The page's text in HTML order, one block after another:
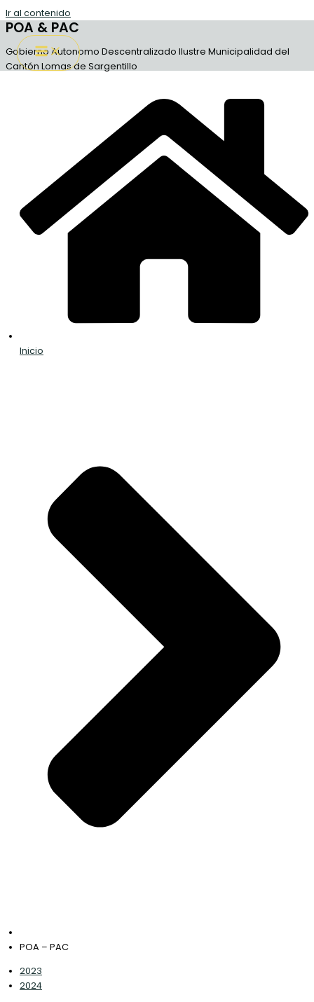
Ir al contenido
POA & PAC
Gobierno Autonomo Descentralizado Ilustre Municipalidad del
Cantón Lomas de Sargentillo
Inicio
POA – PAC
2023
2024